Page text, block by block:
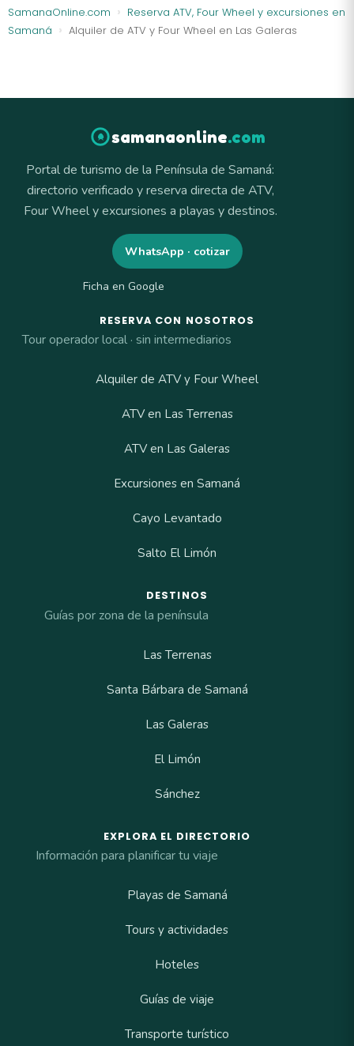
SamanaOnline.com
Reserva ATV, Four Wheel y excursiones en
Samaná
Alquiler de ATV y Four Wheel en Las Galeras
samanaonline.com
Portal de turismo de la Península de Samaná:
directorio verificado y reserva directa de ATV,
Four Wheel y excursiones a playas y destinos.
WhatsApp · cotizar
Ficha en Google
RESERVA CON NOSOTROS
Tour operador local · sin intermediarios
Alquiler de ATV y Four Wheel
ATV en Las Terrenas
ATV en Las Galeras
Excursiones en Samaná
Cayo Levantado
Salto El Limón
DESTINOS
Guías por zona de la península
Las Terrenas
Santa Bárbara de Samaná
Las Galeras
El Limón
Sánchez
EXPLORA EL DIRECTORIO
Información para planificar tu viaje
Playas de Samaná
Tours y actividades
Hoteles
Guías de viaje
Transporte turístico